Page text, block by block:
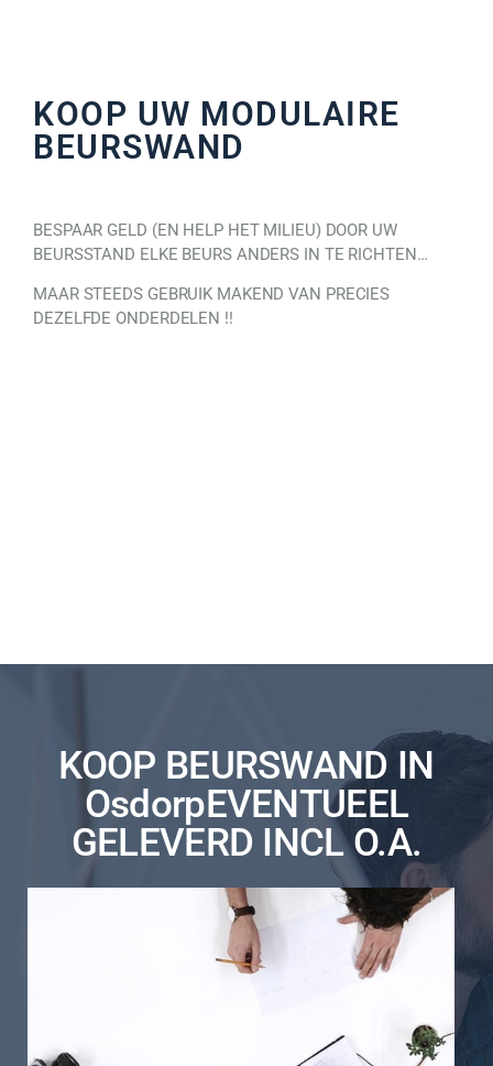
KOOP UW MODULAIRE
BEURSWAND
BESPAAR GELD (EN HELP HET MILIEU) DOOR UW
BEURSSTAND ELKE BEURS ANDERS IN TE RICHTEN…
MAAR STEEDS GEBRUIK MAKEND VAN PRECIES
DEZELFDE ONDERDELEN !!
KOOP BEURSWAND IN
OsdorpEVENTUEEL
GELEVERD INCL O.A.